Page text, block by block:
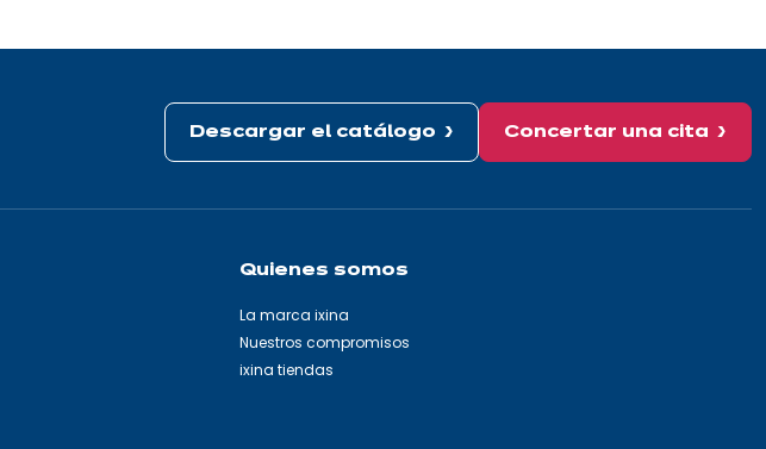
Descargar el catálogo Concertar una cita
Quienes somos
La marca ixina
Nuestros compromisos
ixina tiendas